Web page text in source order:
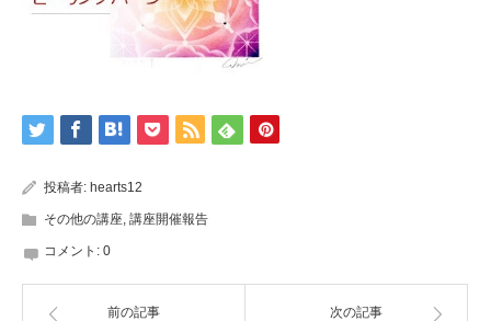
投稿者: hearts12
その他の講座, 講座開催報告
コメント: 0
前の記事 次の記事